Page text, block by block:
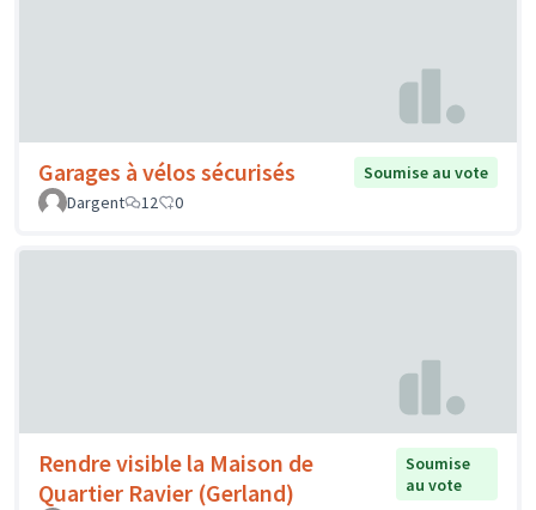
Garages à vélos sécurisés
Soumise au vote
Dargent
12 0
Rendre visible la Maison de
Quartier Ravier (Gerland)
Soumise
au vote